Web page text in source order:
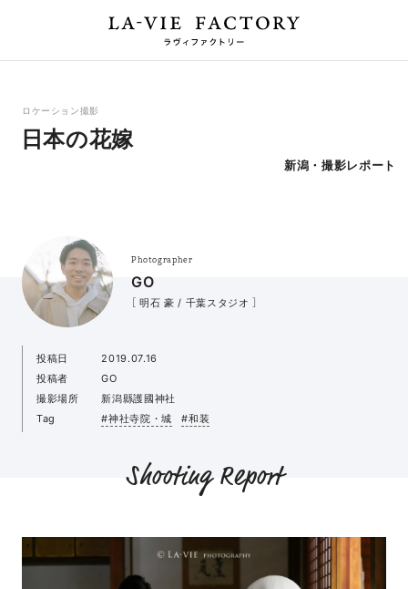
ロケーション撮影
日本の花嫁
新潟・撮影レポート
Photographer
GO
［ 明石 豪 / 千葉スタジオ ］
投稿日
2019.07.16
投稿者
GO
撮影場所
新潟縣護國神社
Tag
#神社寺院・城 #和装
Shooting Report